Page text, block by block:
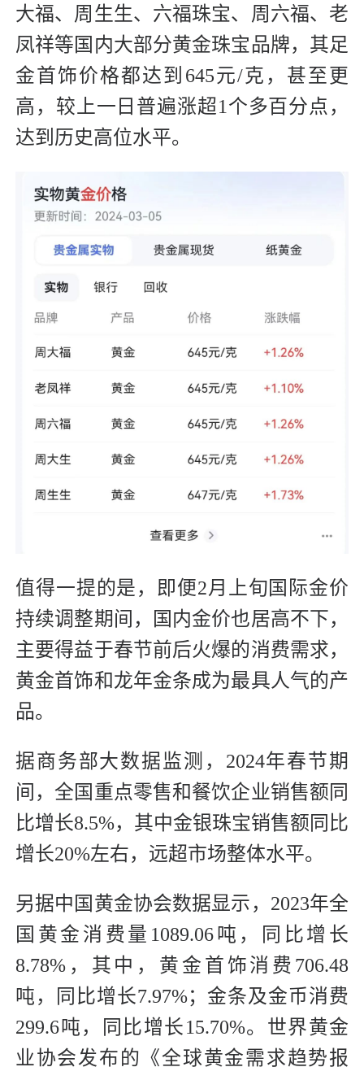
大福、周生生、六福珠宝、周六福、老
凤祥等国内大部分黄金珠宝品牌，其足
金首饰价格都达到645元/克，甚至更
高，较上一日普遍涨超1个多百分点，
达到历史高位水平。
值得一提的是，即便2月上旬国际金价
持续调整期间，国内金价也居高不下，
主要得益于春节前后火爆的消费需求，
黄金首饰和龙年金条成为最具人气的产
品。
据商务部大数据监测，2024年春节期
间，全国重点零售和餐饮企业销售额同
比增长8.5%，其中金银珠宝销售额同比
增长20%左右，远超市场整体水平。
另据中国黄金协会数据显示，2023年全
国黄金消费量1089.06吨，同比增长
8.78%，其中，黄金首饰消费706.48
吨，同比增长7.97%；金条及金币消费
299.6吨，同比增长15.70%。世界黄金
业协会发布的《全球黄金需求趋势报